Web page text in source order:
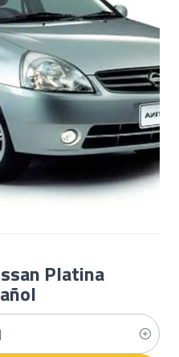
Platina